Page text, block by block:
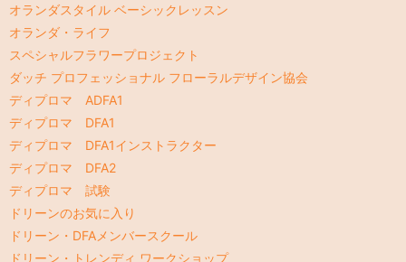
オランダスタイル ベーシックレッスン
オランダ・ライフ
スペシャルフラワープロジェクト
ダッチ プロフェッショナル フローラルデザイン協会
ディプロマ ADFA1
ディプロマ DFA1
ディプロマ DFA1インストラクター
ディプロマ DFA2
ディプロマ 試験
ドリーンのお気に入り
ドリーン・DFAメンバースクール
ドリーン・トレンディ ワークショップ